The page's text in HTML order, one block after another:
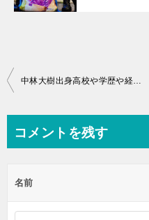
投
ビ
ー
シ
中林大樹出身高校や学歴や経歴や結婚歴と出演番組は？
コメントを残す
名前